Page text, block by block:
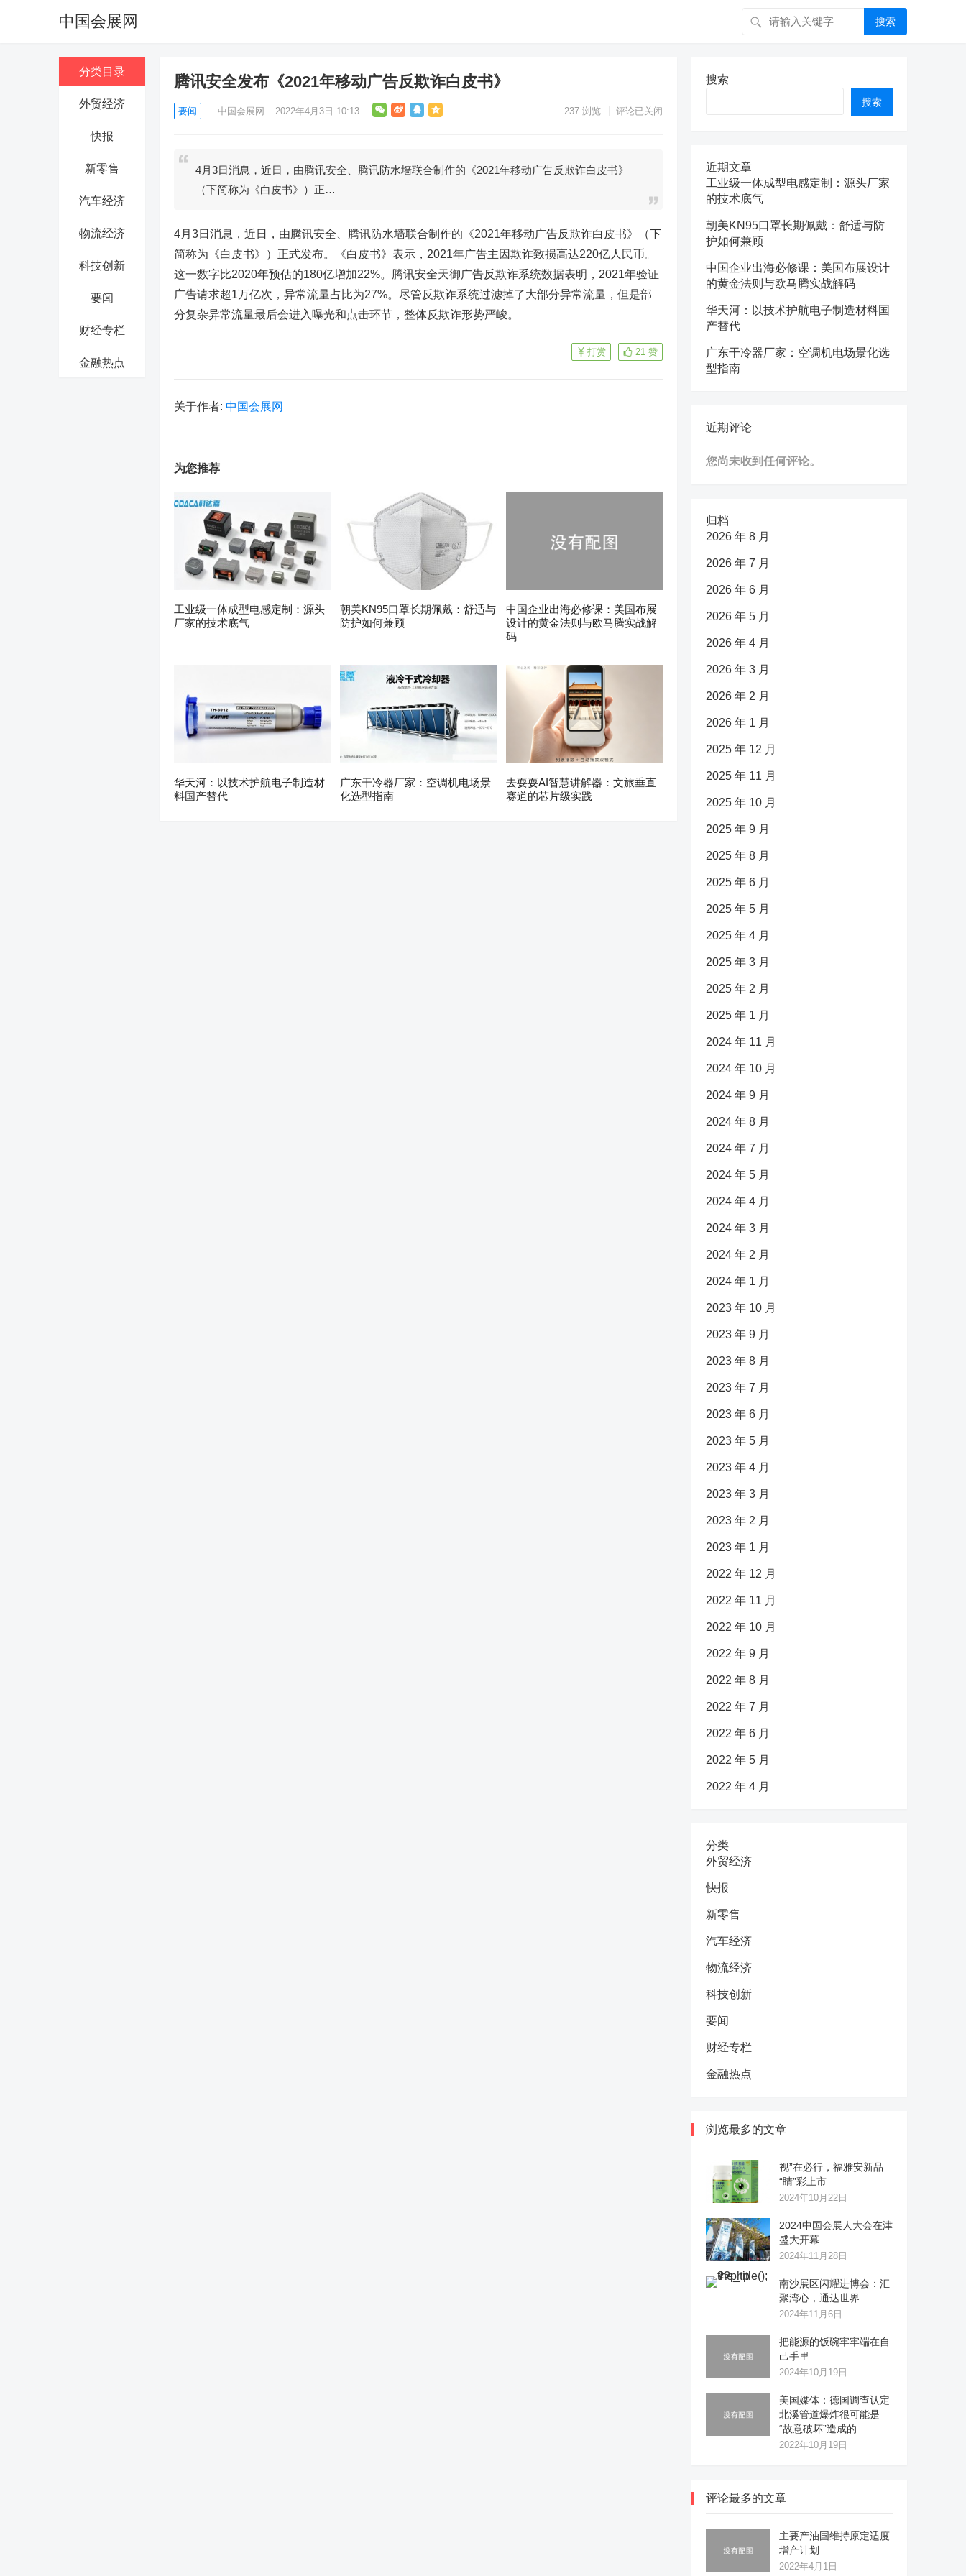
中国会展网 搜索
分类目录
外贸经济
快报
新零售
汽车经济
物流经济
科技创新
要闻
财经专栏
金融热点
腾讯安全发布《2021年移动广告反欺诈白皮书》
要闻 中国会展网 2022年4月3日 10:13 237 浏览 评论已关闭
4月3日消息，近日，由腾讯安全、腾讯防水墙联合制作的《2021年移动广告反欺诈白皮书》
（下简称为《白皮书》）正…
4月3日消息，近日，由腾讯安全、腾讯防水墙联合制作的《2021年移动广告反欺诈白皮书》（下
简称为《白皮书》）正式发布。《白皮书》表示，2021年广告主因欺诈致损高达220亿人民币。
这一数字比2020年预估的180亿增加22%。腾讯安全天御广告反欺诈系统数据表明，2021年验证
广告请求超1万亿次，异常流量占比为27%。尽管反欺诈系统过滤掉了大部分异常流量，但是部
分复杂异常流量最后会进入曝光和点击环节，整体反欺诈形势严峻。
21 赞
打赏
关于作者: 中国会展网
为您推荐
工业级一体成型电感定制：源头
厂家的技术底气
朝美KN95口罩长期佩戴：舒适与
防护如何兼顾
中国企业出海必修课：美国布展
设计的黄金法则与欧马腾实战解
码
华天河：以技术护航电子制造材
料国产替代
广东干冷器厂家：空调机电场景
化选型指南
去耍耍AI智慧讲解器：文旅垂直
赛道的芯片级实践
搜索
搜索
近期文章
工业级一体成型电感定制：源头厂家
的技术底气
朝美KN95口罩长期佩戴：舒适与防
护如何兼顾
中国企业出海必修课：美国布展设计
的黄金法则与欧马腾实战解码
华天河：以技术护航电子制造材料国
产替代
广东干冷器厂家：空调机电场景化选
型指南
近期评论
您尚未收到任何评论。
归档
2026 年 8 月
2026 年 7 月
2026 年 6 月
2026 年 5 月
2026 年 4 月
2026 年 3 月
2026 年 2 月
2026 年 1 月
2025 年 12 月
2025 年 11 月
2025 年 10 月
2025 年 9 月
2025 年 8 月
2025 年 6 月
2025 年 5 月
2025 年 4 月
2025 年 3 月
2025 年 2 月
2025 年 1 月
2024 年 11 月
2024 年 10 月
2024 年 9 月
2024 年 8 月
2024 年 7 月
2024 年 5 月
2024 年 4 月
2024 年 3 月
2024 年 2 月
2024 年 1 月
2023 年 10 月
2023 年 9 月
2023 年 8 月
2023 年 7 月
2023 年 6 月
2023 年 5 月
2023 年 4 月
2023 年 3 月
2023 年 2 月
2023 年 1 月
2022 年 12 月
2022 年 11 月
2022 年 10 月
2022 年 9 月
2022 年 8 月
2022 年 7 月
2022 年 6 月
2022 年 5 月
2022 年 4 月
分类
外贸经济
快报
新零售
汽车经济
物流经济
科技创新
要闻
财经专栏
金融热点
浏览最多的文章
视”在必行，福雅安新品
“睛”彩上市
2024年10月22日
2024中国会展人大会在津
盛大开幕
2024年11月28日
南沙展区闪耀进博会：汇
聚湾心，通达世界
2024年11月6日
把能源的饭碗牢牢端在自
己手里
2024年10月19日
美国媒体：德国调查认定
北溪管道爆炸很可能是
“故意破坏”造成的
2022年10月19日
评论最多的文章
主要产油国维持原定适度
增产计划
2022年4月1日